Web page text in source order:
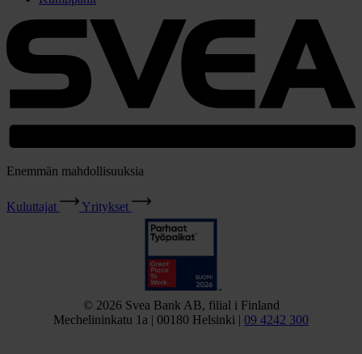
Enemmän mahdollisuuksia
Kuluttajat Yritykset
© 2026 Svea Bank AB, filial i Finland
Mechelininkatu 1a | 00180 Helsinki | 09 4242 300